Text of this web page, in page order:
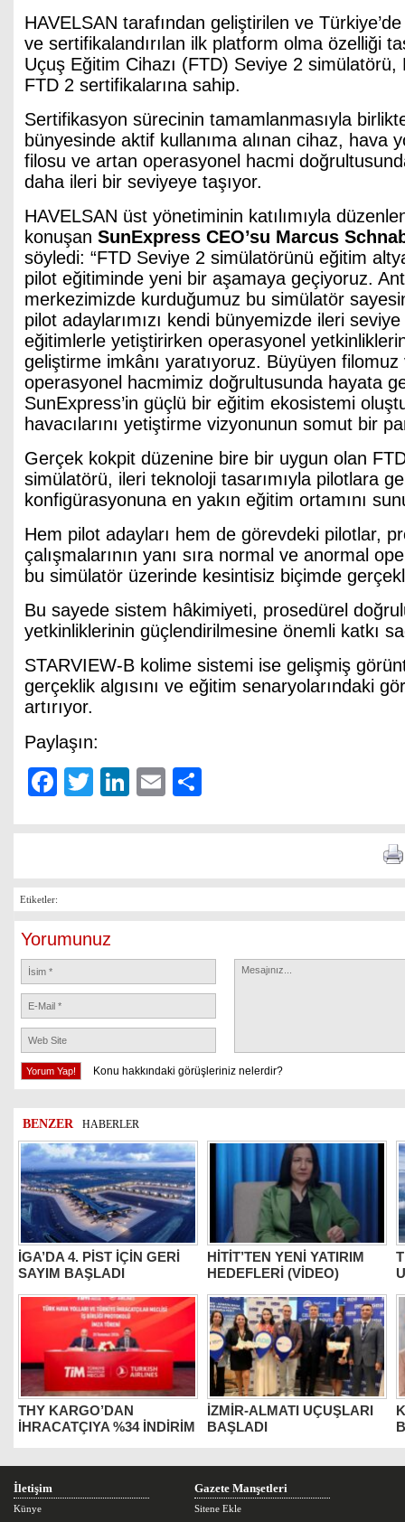
HAVELSAN tarafından geliştirilen ve
ve sertifikalandırılan ilk platform olma özelliği
Uçuş Eğitim Cihazı (FTD) Seviye 2
FTD 2 sertifikalarına sahip.
Sertifikasyon sürecinin tamamlanmasıyla
bünyesinde aktif kullanıma alınan cihaz, hava
filosu ve artan operasyonel hacmi
daha ileri bir seviyeye taşıyor.
HAVELSAN üst yönetiminin katılımıyla
konuşan SunExpress CEO’su Marcus
söyledi: “FTD Seviye 2 simülatörünü eğitim
pilot eğitiminde yeni bir aşamaya geçiyoruz.
merkezimizde kurduğumuz bu simülatör
pilot adaylarımızı kendi bünyemizde ileri seviye
eğitimlerle yetiştirirken operasyonel
geliştirme imkânı yaratıyoruz. Büyüyen
operasyonel hacmimiz doğrultusunda hayata
SunExpress’in güçlü bir eğitim ekosistemi
havacılarını yetiştirme vizyonunun somut bir
Gerçek kokpit düzenine bire bir uygun olan
simülatörü, ileri teknoloji tasarımıyla pilotlara
konfigürasyonuna en yakın eğitim ortamını
Hem pilot adayları hem de görevdeki pilotlar,
çalışmalarının yanı sıra normal ve anormal
bu simülatör üzerinde kesintisiz biçimde
Bu sayede sistem hâkimiyeti, prosedürel
yetkinliklerinin güçlendirilmesine önemli katkı
STARVIEW-B kolime sistemi ise gelişmiş
gerçeklik algısını ve eğitim senaryolarındaki
artırıyor.
Paylaşın:
Facebook
TwitterLinkedIn
Email
Etiketler:
Yorumunuz
Konu hakkındaki görüşleriniz nelerdir?
BENZER HABERLER
İGA’DA 4. PİST İÇİN GERİ
SAYIM BAŞLADI
HİTİT’TEN YENİ YATIRIM
HEDEFLERİ (VİDEO)
THY KARGO’DAN
İHRACATÇIYA %34 İNDİRİM
İZMİR-ALMATI UÇUŞLARI
BAŞLADI
İletişim
Künye
Gazete Manşetleri
Sitene Ekle